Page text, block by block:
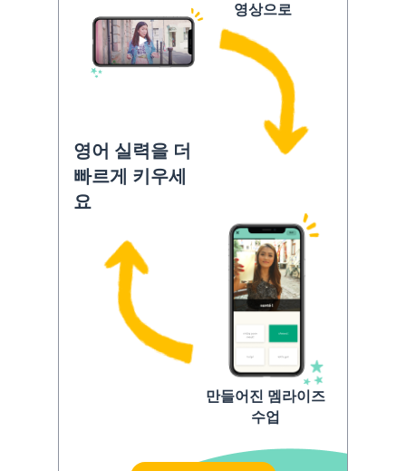
영상으로
영어 실력을 더
빠르게 키우세
요
만들어진 멤라이즈
수업